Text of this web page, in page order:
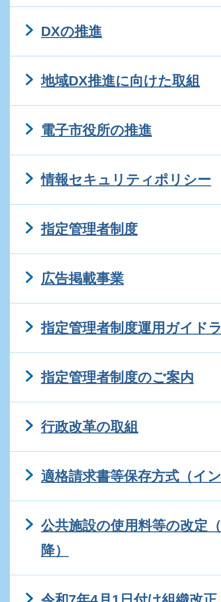
DXの推進
地域DX推進に向けた取組
電子市役所の推進
情報セキュリティポリシー
指定管理者制度
広告掲載事業
指定管理者制度運用ガイド
指定管理者制度のご案内
行政改革の取組
適格請求書等保存方式（イ
公共施設の使用料等の改定
降）